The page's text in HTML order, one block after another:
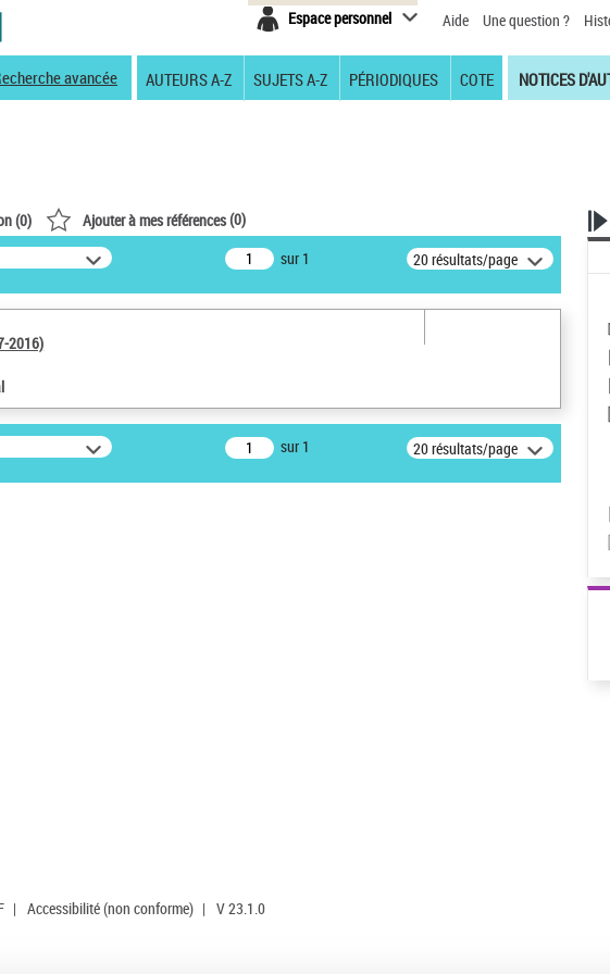
Espace personnel Aide Une question ?
avancée AUTEURS A-Z SUJETS A-Z PÉRIODIQUES COTE NOTICES
(0) Ajouter à mes références(0)
sur 1 20 résultats/page
2016)
sur 1 20 résultats/page
| Accessibilité (non conforme) | V 23.1.0